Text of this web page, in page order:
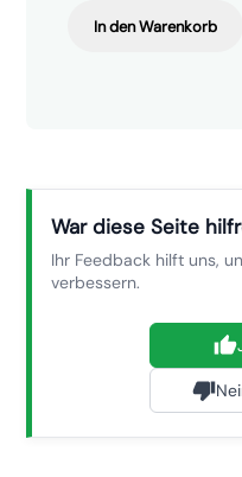
In den Warenkorb
War diese Seite
Ihr Feedback hilft uns,
verbessern.